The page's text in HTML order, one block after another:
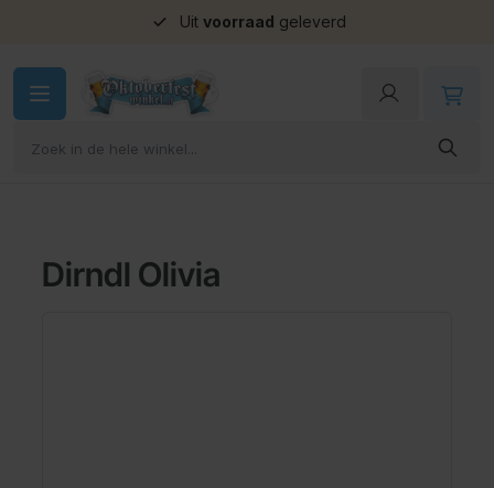
Uit voorraad geleverd
Dirndl Olivia